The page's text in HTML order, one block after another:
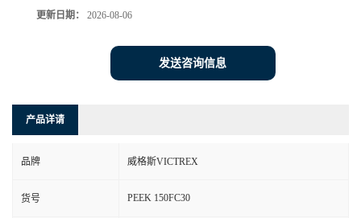
更新日期： 2026-08-06
发送咨询信息
产品详请
品牌 威格斯VICTREX
货号 PEEK 150FC30